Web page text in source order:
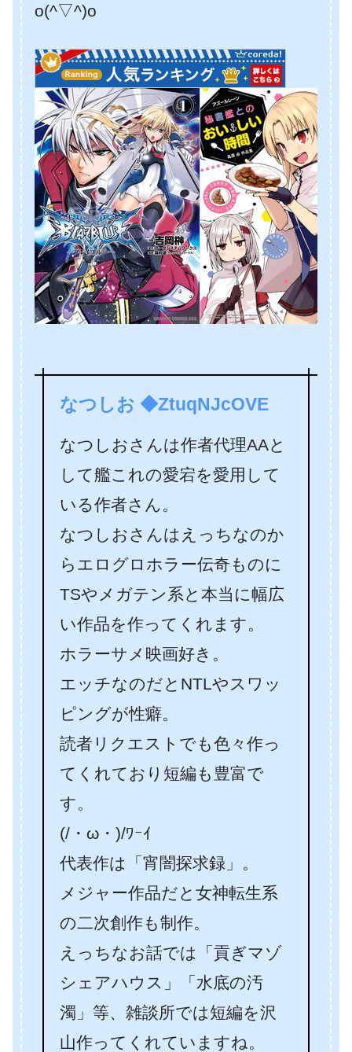
o(^▽^)o
なつしお ◆ZtuqNJcOVE
なつしおさんは作者代理AAと
して艦これの愛宕を愛用して
いる作者さん。
なつしおさんはえっちなのか
らエログロホラー伝奇ものに
TSやメガテン系と本当に幅広
い作品を作ってくれます。
ホラーサメ映画好き。
エッチなのだとNTLやスワッ
ピングが性癖。
読者リクエストでも色々作っ
てくれており短編も豊富で
す。
(/・ω・)/ﾜｰｲ
代表作は「宵闇探求録」。
メジャー作品だと女神転生系
の二次創作も制作。
えっちなお話では「貢ぎマゾ
シェアハウス」「水底の汚
濁」等、雑談所では短編を沢
山作ってくれていますね。